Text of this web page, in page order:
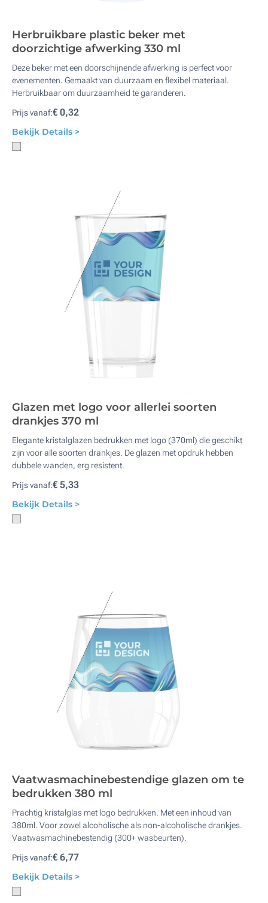
Herbruikbare plastic beker met
doorzichtige afwerking 330 ml
Deze beker met een doorschijnende afwerking is perfect voor
evenementen. Gemaakt van duurzaam en flexibel materiaal.
Herbruikbaar om duurzaamheid te garanderen.
Prijs vanaf:€ 0,32
Bekijk Details >
Glazen met logo voor allerlei soorten
drankjes 370 ml
Elegante kristalglazen bedrukken met logo (370ml) die geschikt
zijn voor alle soorten drankjes. De glazen met opdruk hebben
dubbele wanden, erg resistent.
Prijs vanaf:€ 5,33
Bekijk Details >
Vaatwasmachinebestendige glazen om te
bedrukken 380 ml
Prachtig kristalglas met logo bedrukken. Met een inhoud van
380ml. Voor zowel alcoholische als non-alcoholische drankjes.
Vaatwasmachinebestendig (300+ wasbeurten).
Prijs vanaf:€ 6,77
Bekijk Details >